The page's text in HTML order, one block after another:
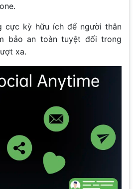
cực kỳ hữu ích để người thân
bảo an toàn tuyệt đối trong
xa.